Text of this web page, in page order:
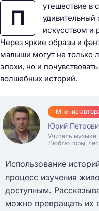
П
утешествие в
удивительный
искусством и
Через яркие образы и
малыши могут не только
эпохи, но и
волшебных историй.
Мнение
Юрий
Учитель
Люблю горы,
Использование
процесс изучения
доступным.
можно превращать их